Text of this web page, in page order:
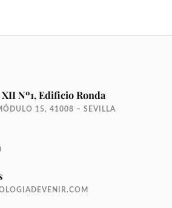
Nº1, Edificio Ronda
15, 41008 – SEVILLA